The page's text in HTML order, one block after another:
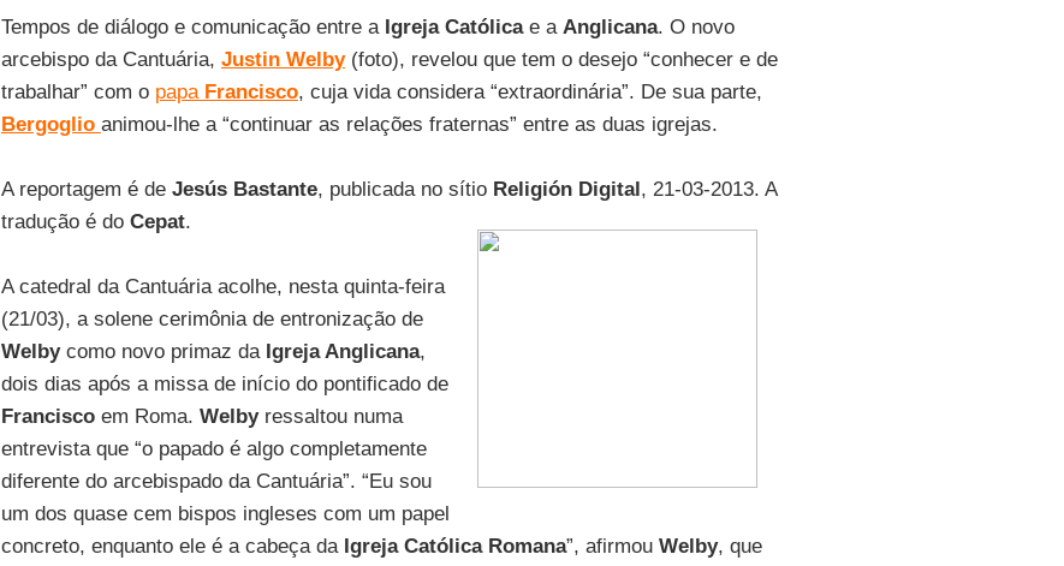
Tempos de diálogo e comunicação entre a Igreja Católicae a Anglicana. O novo
arcebispo da Cantuária, Justin Welby(foto), revelou que tem o desejo “conhecer e de
trabalhar” com o papa Francisco, cuja vida considera “extraordinária”. De sua parte,
Bergoglio animou-lhe a “continuar as relações fraternas” entre as duas igrejas.
A reportagem é de Jesús Bastante, publicada no sítio Religión Digital, 21-03-2013. A
tradução é do Cepat.
A catedral da Cantuária acolhe, nesta quinta-feira
(21/03), a solene cerimônia de entronização de
Welby como novo primaz da Igreja Anglicana,
dois dias após a missa de início do pontificado de
Francisco em Roma. Welby ressaltou numa
entrevista que “o papado é algo completamente
diferente do arcebispado da Cantuária”. “Eu sou
um dos quase cem bispos ingleses com um papel
concreto, enquanto ele é a cabeça da Igreja Católica Romana”, afirmou Welby, que